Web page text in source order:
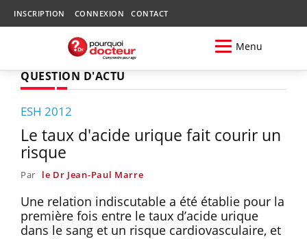
INSCRIPTION CONNEXION CONTACT
Menu
QUESTION D'ACTU
ESH 2012
Le taux d'acide urique fait courir un
risque
Par le Dr Jean-Paul Marre
Une relation indiscutable a été établie pour la
première fois entre le taux d’acide urique
dans le sang et un risque cardiovasculaire, et